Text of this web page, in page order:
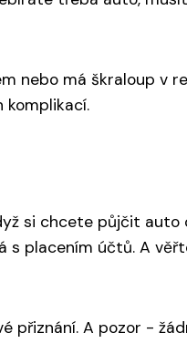
nebo má škraloup v
komplikací.
si chcete půjčit auto
s placením účtů. A
přiznání. A pozor -